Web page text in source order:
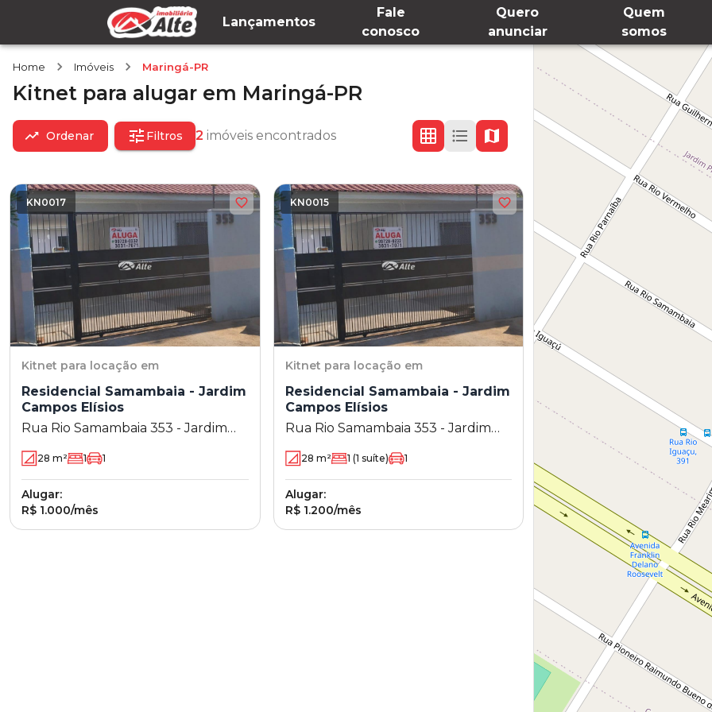
Lançamentos
Fale
conosco
Quero
anunciar
Quem
somos
Home Imóveis Maringá-PR
Kitnet para alugar em Maringá-PR
Ordenar Filtros 2 imóveis encontrados
KN0017
Kitnet para locação em
Residencial Samambaia - Jardim
Campos Elísios
Rua Rio Samambaia 353 - Jardim
28 m² 1 1
Alugar:
R$ 1.000/mês
KN0015
Kitnet para locação em
Residencial Samambaia - Jardim
Campos Elísios
Rua Rio Samambaia 353 - Jardim
28 m² 1 (1 suíte) 1
Alugar:
R$ 1.200/mês